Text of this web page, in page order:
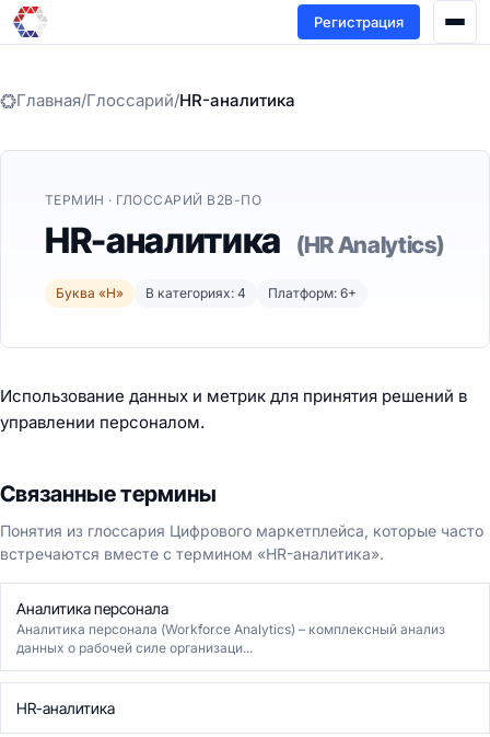
Регистрация
Главная/Глоссарий/HR-аналитика
ТЕРМИН · ГЛОССАРИЙ B2B-ПО
HR-аналитика (HR Analytics)
Буква «H» В категориях: 4 Платформ: 6+
Использование данных и метрик для принятия решений в
управлении персоналом.
Связанные термины
Понятия из глоссария Цифрового маркетплейса, которые часто
встречаются вместе с термином «HR-аналитика».
Аналитика персонала
Аналитика персонала (Workforce Analytics) – комплексный анализ
данных о рабочей силе организаци...
HR-аналитика